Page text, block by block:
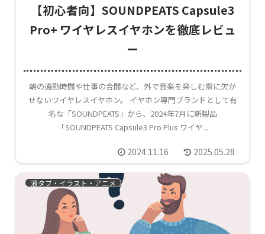
【初心者向】SOUNDPEATS Capsule3
Pro+ ワイヤレスイヤホンを徹底レビュ
ー
朝の通勤時間や仕事の合間など、外で音楽を楽しむ際に欠か
せないワイヤレスイヤホン。 イヤホン専門ブランドとして有
名な「SOUNDPEATS」から、2024年7月に新製品
「SOUNDPEATS Capsule3 Pro Plus ワイヤ...
2024.11.16 2025.05.28
液タブ・イラスト・アニメ